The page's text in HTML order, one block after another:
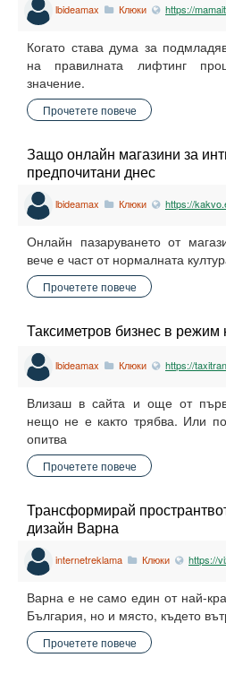
lbideamax Клюки https://
Когато става дума за
на правилната лифтинг
значение.
Прочетете повече
Защо онлайн магазини за
предпочитани днес
lbideamax Клюки https://
Онлайн пазаруването от
вече е част от нормалната
Прочетете повече
Таксиметров бизнес в режим
lbideamax Клюки https://
Влизаш в сайта и още от
нещо не е както трябва. Или
опитва
Прочетете повече
Трансформирай
дизайн Варна
internetreklama Клюки https://
Варна е не само един от най-
България, но и място, където
Прочетете повече